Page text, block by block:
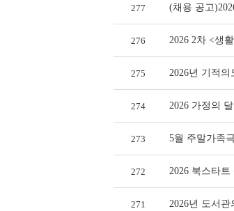
277 (채용 공고
276 2026 2차 <생
275 2026년 기적
274 2026 가정의
273 5월 주말가족
272 2026 북스타트
271 2026년 도서